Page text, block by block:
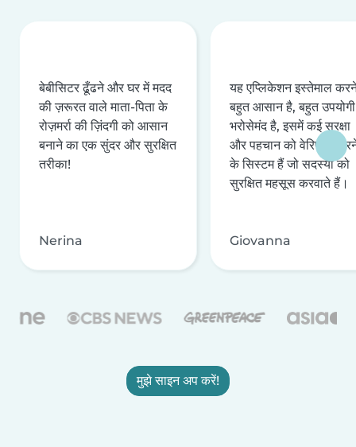
बेबीसिटर ढूँढने और घर में मदद
की ज़रूरत वाले माता-पिता के
रोज़मर्रा की ज़िंदगी को आसान
बनाने का एक सुंदर और सुरक्षित
तरीका!
Nerina
यह एप्लिकेशन इस्तेमाल
बहुत आसान है, बहुत
भरोसेमंद है, इसमें कई सुरक्षा
और पहचान को वेरिफ़ाई
के सिस्टम हैं जो सदस्यों को
सुरक्षित महसूस करवाते हैं।
Giovanna
मुझे साइन अप करें!